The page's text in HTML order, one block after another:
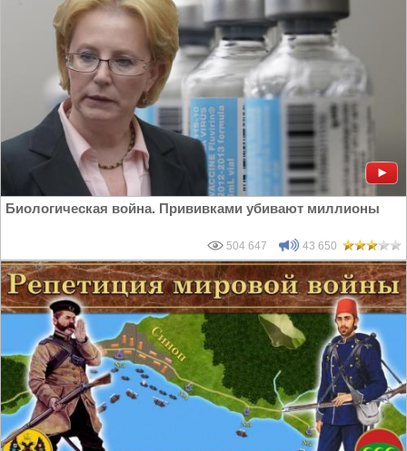
Биологическая война. Прививками убивают миллионы
504 647 43 650